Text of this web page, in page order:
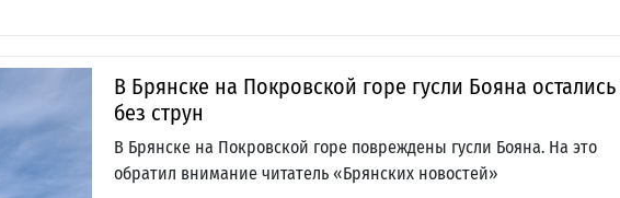
В Брянске на Покровской горе гусли Бояна остались
без струн
В Брянске на Покровской горе повреждены гусли Бояна. На это
обратил внимание читатель «Брянских новостей»